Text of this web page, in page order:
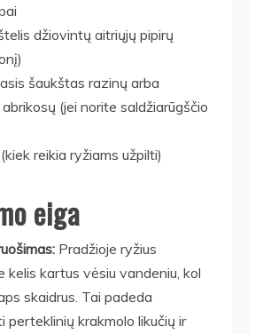
džiovintų aitriųjų pipirų
šaukštas razinų arba
(jei norite saldžiarūgščio
reikia ryžiams užpilti)
eiga
Pradžioje ryžius
kelis kartus vėsiu vandeniu, kol
skaidrus. Tai padeda
perteklinių krakmolo likučių ir